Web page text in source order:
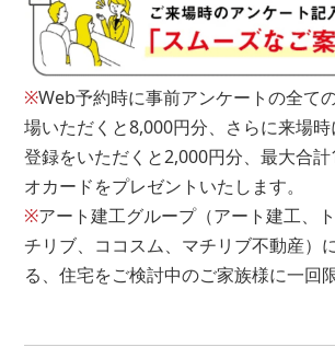
※Web予約時に事前アンケートの全て
場いただくと8,000円分、さらに来場時
登録をいただくと2,000円分、最大合
オカードをプレゼントいたします。
※アート建工グループ（アート建工、
チリブ、ココスム、マチリブ不動産）
る、住宅をご検討中のご家族様に一回
残金
円
※もし借り入れがあるとしても住宅ロー
お気軽にご相談ください。